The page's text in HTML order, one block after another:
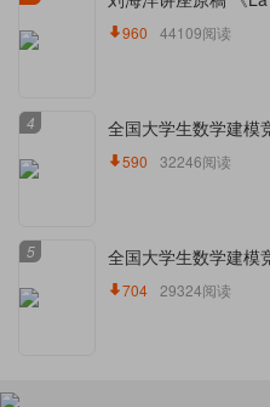
960 44109阅读
4 全国大学生数学建模
590 32246阅读
5 全国大学生数学建模
704 29324阅读